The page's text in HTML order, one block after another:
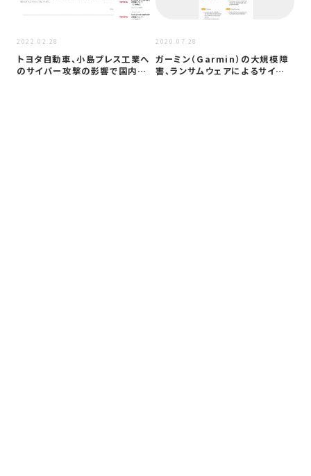
2022.02.28
トヨタ自動車、小島プレス工業へ
のサイバー攻撃の影響で国内全
2020.07.28
ガーミン（Garmin）の大規模障
害、ランサムウェアによるサイバ